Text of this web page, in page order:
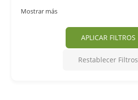
Mostrar más
APLICAR FILTROS
Restablecer Filtros